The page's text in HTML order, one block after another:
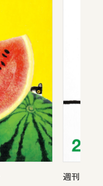
週刊新潮